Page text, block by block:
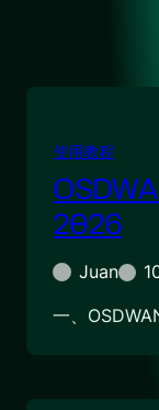
使用教程
2026
Juan
一、